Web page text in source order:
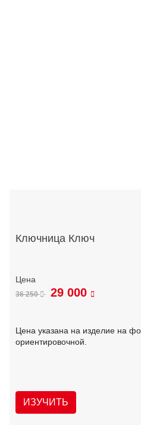
Ключница Ключ
36 250 29 000
Цена указана на изделие на
ориентировочной.
ИЗУЧИТЬ